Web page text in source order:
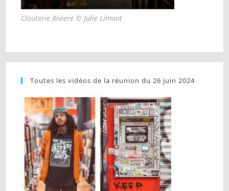
Clouterie Riviere © Julie Limont
Toutes les vidéos de la réunion du 26 juin 2024